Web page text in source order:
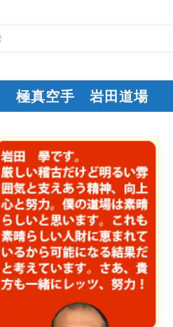
極真空手 岩田道場